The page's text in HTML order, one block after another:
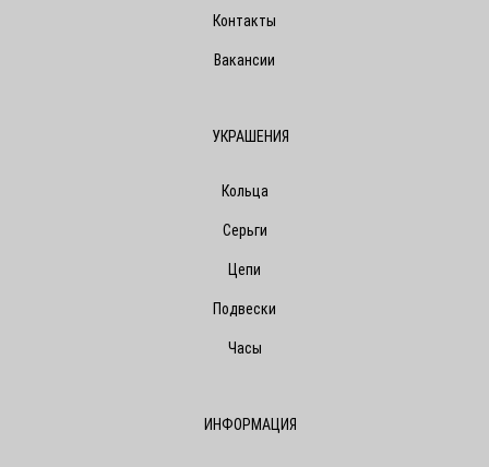
Контакты
Вакансии
УКРАШЕНИЯ
Кольца
Серьги
Цепи
Подвески
Часы
ИНФОРМАЦИЯ